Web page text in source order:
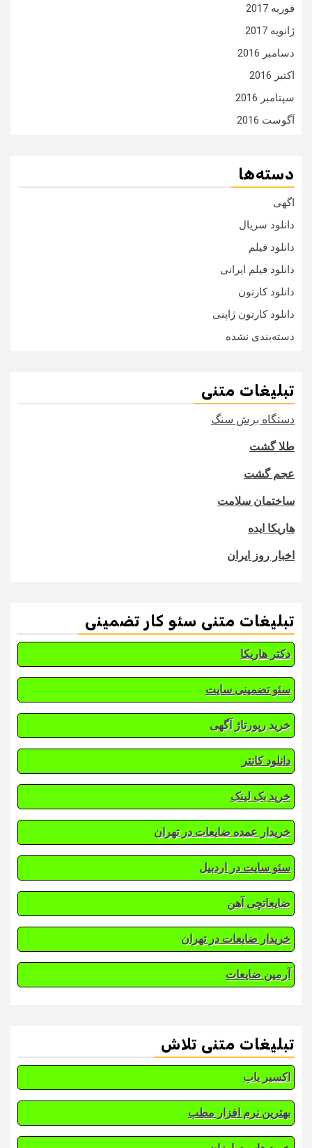
فوریه 2017
ژانویه 2017
دسامبر 2016
اکتبر 2016
سپتامبر 2016
آگوست 2016
دسته‌ها
اگهی
دانلود سریال
دانلود فیلم
دانلود فیلم ایرانی
دانلود کارتون
دانلود کارتون ژاپنی
دسته‌بندی نشده
تبلیغات متنی
دستگاه برش سنگ
طلا گشت
عجم گشت
ساختمان سلامت
هاریکا ایده
اخبار روز ایران
تبلیغات متنی سئو کار تضمینی
دکتر هاریکا
سئو تضمینی سایت
خرید رپورتاژ آگهی
دانلود کانتر
خرید بک لینک
خریدار عمده ضایعات در تهران
سئو سایت در اردبیل
ضایعاتچی آهن
خریدار ضایعات در تهران
آرمین ضایعات
تبلیغات متنی تلاش
اکسیر یاب
بهترین نرم افزار مطب